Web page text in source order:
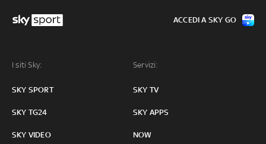
I siti Sky:
SKY SPORT
SKY TG24
SKY VIDEO
Servizi:
SKY TV
SKY APPS
NOW
ACCEDI A SKY GO